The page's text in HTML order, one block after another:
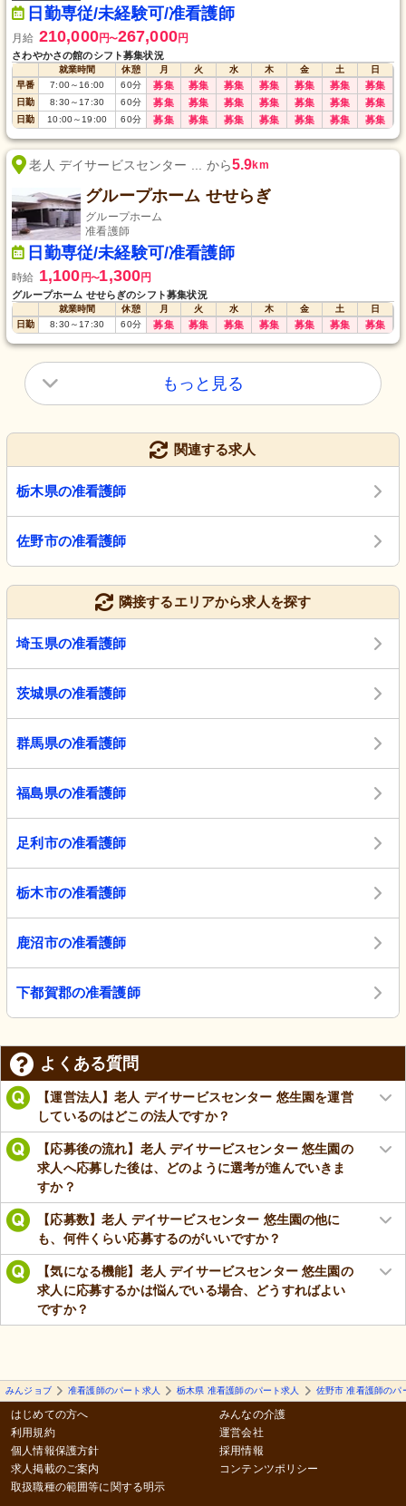
日勤専従/未経験可/准看護師
月給 210,000円〜267,000円
さわやかさの館のシフト募集状況
就業時間 休憩 月 火 水 木 金 土
日
早番
7:00～16:00 60分 募集 募集 募集 募集 募集 募集 募集
日勤 8:30～17:30 60分 募集 募集 募集 募集 募集 募集 募集
日勤 10:00～19:00 60分 募集 募集 募集 募集 募集 募集 募集
老人 デイサービスセンター ... から5.9km
グループホーム せせらぎ
グループホーム
准看護師
日勤専従/未経験可/准看護師
時給 1,100 円〜1,300円
グループホーム せせらぎのシフト募集状況
就業時間 休憩 月 火 水 木 金 土
日
日勤
8:30～17:30 60分 募集 募集 募集 募集 募集 募集 募集
もっと見る
関連する求人
栃木県の准看護師
佐野市の准看護師
隣接するエリアから求人を探す
埼玉県の准看護師
茨城県の准看護師
群馬県の准看護師
福島県の准看護師
足利市の准看護師
栃木市の准看護師
鹿沼市の准看護師
下都賀郡の准看護師
よくある質問
【運営法人】老人 デイサービスセンター 悠生園を運営
しているのはどこの法人ですか？
【応募後の流れ】老人 デイサービスセンター 悠生園の
求人へ応募した後は、どのように選考が進んでいきま
すか？
【応募数】老人 デイサービスセンター 悠生園の他に
も、何件くらい応募するのがいいですか？
【気になる機能】老人 デイサービスセンター 悠生園の
求人に応募するかは悩んでいる場合、どうすればよい
ですか？
みんジョブ 准看護師のパート求人 栃木県 准看護師のパート求人 佐野市 准看護師のパ
はじめての方へ
利用規約
個人情報保護方針
求人掲載のご案内
取扱職種の範囲等に関する明示
みんなの介護
運営会社
採用情報
コンテンツポリシー